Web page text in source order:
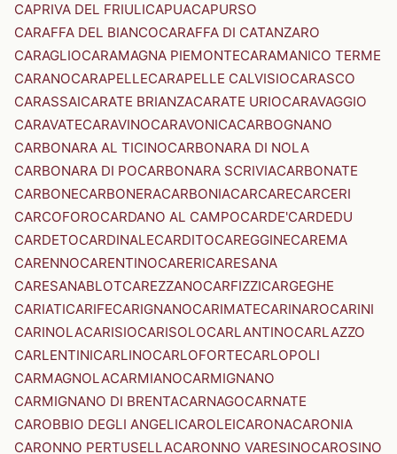
CAPRIVA DEL FRIULICAPUACAPURSO
CARAFFA DEL BIANCOCARAFFA DI CATANZARO
CARAGLIOCARAMAGNA PIEMONTECARAMANICO TERME
CARANOCARAPELLECARAPELLE CALVISIOCARASCO
CARASSAICARATE BRIANZACARATE URIOCARAVAGGIO
CARAVATECARAVINOCARAVONICACARBOGNANO
CARBONARA AL TICINOCARBONARA DI NOLA
CARBONARA DI POCARBONARA SCRIVIACARBONATE
CARBONECARBONERACARBONIACARCARECARCERI
CARCOFOROCARDANO AL CAMPOCARDE'CARDEDU
CARDETOCARDINALECARDITOCAREGGINECAREMA
CARENNOCARENTINOCARERICARESANA
CARESANABLOTCAREZZANOCARFIZZICARGEGHE
CARIATICARIFECARIGNANOCARIMATECARINAROCARINI
CARINOLACARISIOCARISOLOCARLANTINOCARLAZZO
CARLENTINICARLINOCARLOFORTECARLOPOLI
CARMAGNOLACARMIANOCARMIGNANO
CARMIGNANO DI BRENTACARNAGOCARNATE
CAROBBIO DEGLI ANGELICAROLEICARONACARONIA
CARONNO PERTUSELLACARONNO VARESINOCAROSINO